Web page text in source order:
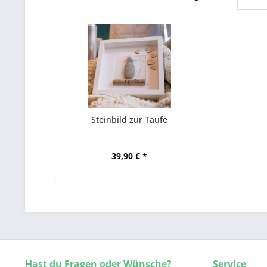
Steinbild zur Taufe
39,90 € *
Hast du Fragen oder Wünsche? Service